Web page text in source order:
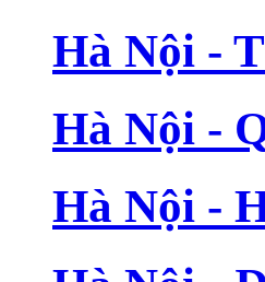
Hà Nội -
Hà Nội -
Hà Nội -